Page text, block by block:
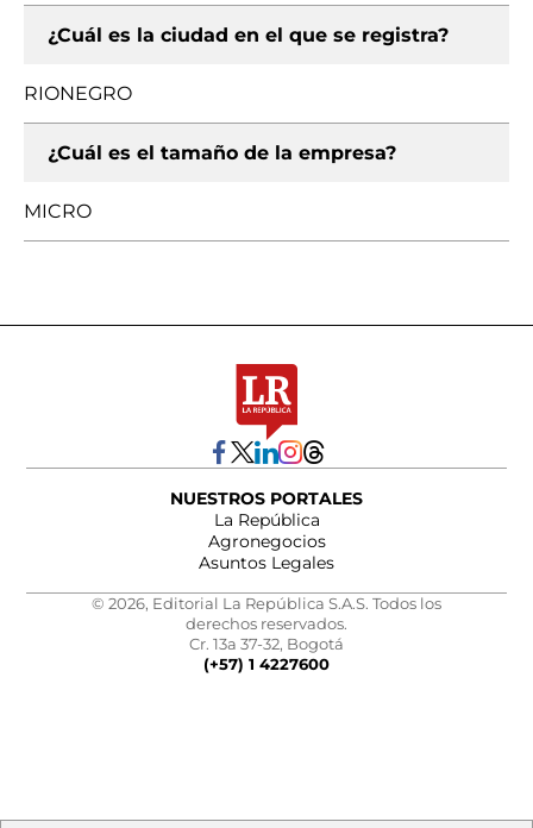
¿Cuál es la ciudad en el que se registra?
RIONEGRO
¿Cuál es el tamaño de la empresa?
MICRO
NUESTROS PORTALES
La República
Agronegocios
Asuntos Legales
© 2026, Editorial La República S.A.S. Todos los
derechos reservados.
Cr. 13a 37-32, Bogotá
(+57) 1 4227600